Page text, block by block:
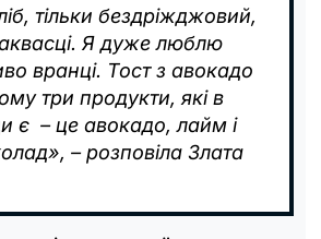
тільки бездріжджовий,
Я дуже люблю
вранці. Тост з авокадо
три продукти, які в
є – це авокадо, лайм і
– розповіла Злата